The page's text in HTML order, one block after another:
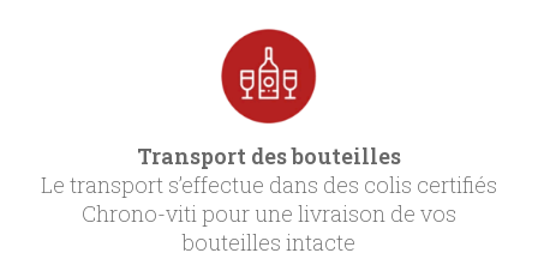
Transport des bouteilles
Le transport s’effectue dans des colis certifiés
Chrono-viti pour une livraison de vos
bouteilles intacte